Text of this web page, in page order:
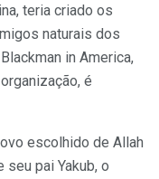
teria criado os
naturais dos
in America,
é
escolhido de Allah
pai Yakub, o